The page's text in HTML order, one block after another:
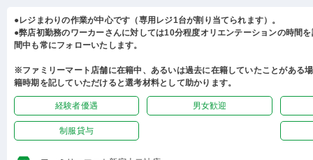
●レジまわりの作業が中心です（専用レジ1台が割り当てられます）。
●弊店初勤務のワーカーさんに対しては10分程度オリエンテーションの時間
間中も常にフォローいたします。
※ファミリーマート店舗に在籍中、あるいは過去に在籍していたことがある
籍時期を記していただけると選考材料として助かります。
経験者優遇 男女歓迎
制服貸与